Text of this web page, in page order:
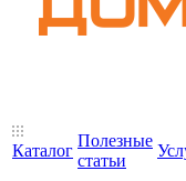
Каталог
Полезные
статьи